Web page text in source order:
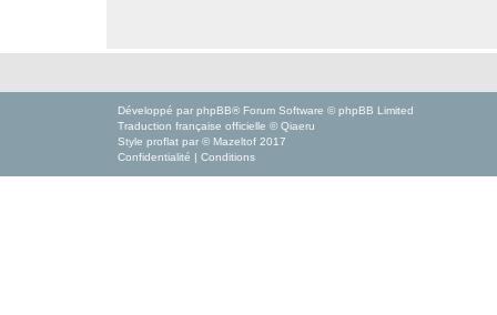
Développé par phpBB® Forum Software © phpBB Limited
Traduction française officielle © Qiaeru
Style proflat par © Mazeltof 2017
Confidentialité | Conditions